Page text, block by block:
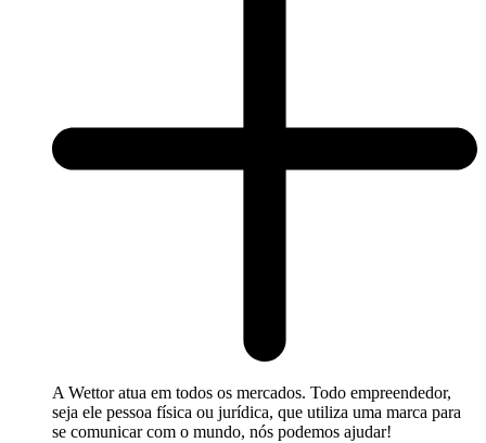
A Wettor atua em todos os mercados. Todo empreendedor,
seja ele pessoa física ou jurídica, que utiliza uma marca para
se comunicar com o mundo, nós podemos ajudar!